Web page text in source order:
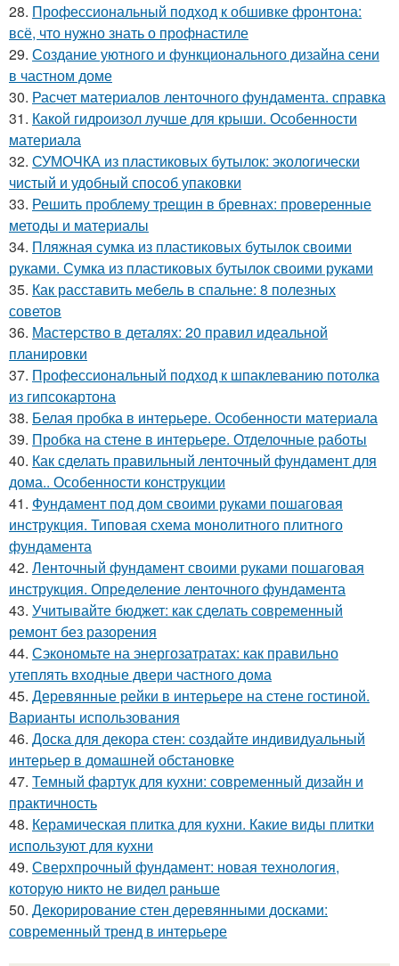
28. Профессиональный подход к обшивке фронтона:
всё, что нужно знать о профнастиле
29. Создание уютного и функционального дизайна сени
в частном доме
30. Расчет материалов ленточного фундамента. справка
31. Какой гидроизол лучше для крыши. Особенности
материала
32. СУМОЧКА из пластиковых бутылок: экологически
чистый и удобный способ упаковки
33. Решить проблему трещин в бревнах: проверенные
методы и материалы
34. Пляжная сумка из пластиковых бутылок своими
руками. Сумка из пластиковых бутылок своими руками
35. Как расставить мебель в спальне: 8 полезных
советов
36. Мастерство в деталях: 20 правил идеальной
планировки
37. Профессиональный подход к шпаклеванию потолка
из гипсокартона
38. Белая пробка в интерьере. Особенности материала
39. Пробка на стене в интерьере. Отделочные работы
40. Как сделать правильный ленточный фундамент для
дома.. Особенности конструкции
41. Фундамент под дом своими руками пошаговая
инструкция. Типовая схема монолитного плитного
фундамента
42. Ленточный фундамент своими руками пошаговая
инструкция. Определение ленточного фундамента
43. Учитывайте бюджет: как сделать современный
ремонт без разорения
44. Сэкономьте на энергозатратах: как правильно
утеплять входные двери частного дома
45. Деревянные рейки в интерьере на стене гостиной.
Варианты использования
46. Доска для декора стен: создайте индивидуальный
интерьер в домашней обстановке
47. Темный фартук для кухни: современный дизайн и
практичность
48. Керамическая плитка для кухни. Какие виды плитки
используют для кухни
49. Сверхпрочный фундамент: новая технология,
которую никто не видел раньше
50. Декорирование стен деревянными досками:
современный тренд в интерьере